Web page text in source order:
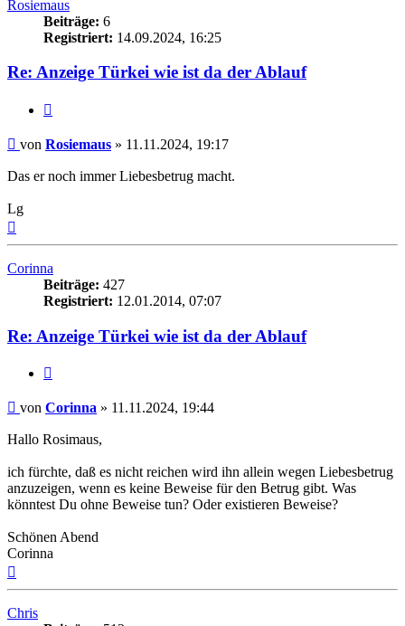
Rosiemaus
Beiträge: 6
Registriert: 14.09.2024, 16:25
Re: Anzeige Türkei wie ist da der Ablauf
Beitrag
von Rosiemaus » 11.11.2024, 19:17
Das er noch immer Liebesbetrug macht.
Lg
Corinna
Beiträge: 427
Registriert: 12.01.2014, 07:07
Re: Anzeige Türkei wie ist da der Ablauf
Beitrag
von Corinna » 11.11.2024, 19:44
Hallo Rosimaus,
ich fürchte, daß es nicht reichen wird ihn allein wegen Liebesbetrug
anzuzeigen, wenn es keine Beweise für den Betrug gibt. Was
könntest Du ohne Beweise tun? Oder existieren Beweise?
Schönen Abend
Corinna
oben
Chris